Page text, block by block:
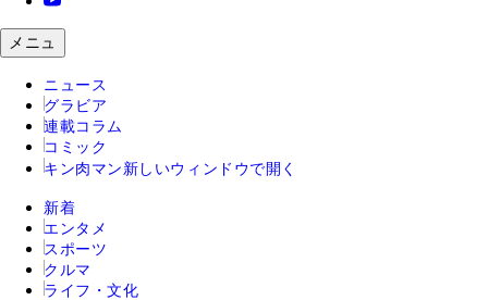
メニュ
ニュース
グラビア
連載コラム
コミック
キン肉マン 新しいウィンドウで開く
新着
エンタメ
スポーツ
クルマ
ライフ・文化